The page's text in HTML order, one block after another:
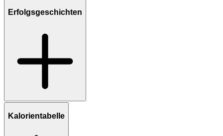
Erfolgsgeschichten
Kalorientabelle